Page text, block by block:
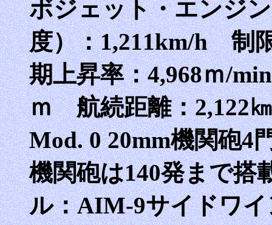
ボジェット・エンジ
度）：1,211km/h 制
期上昇率：4,968ｍ/
ｍ 航続距離：2,122
Mod. 0 20mm機関砲4
機関砲は140発まで
ル：AIM-9サイドワ